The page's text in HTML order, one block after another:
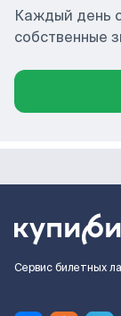
Каждый день
собственные
Сервис билетных